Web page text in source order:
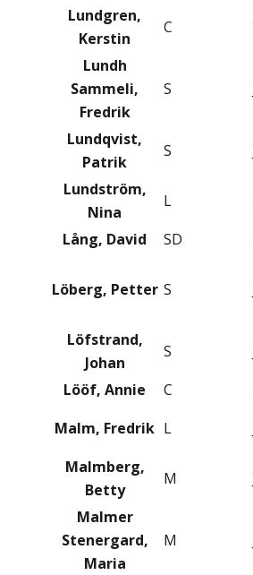
Lundgren,
Kerstin
C
Lundh
Sammeli,
Fredrik
S
Lundqvist,
Patrik
S
Lundström,
Nina
L
Lång, David
SD
Löberg, Petter S
Löfstrand,
Johan
S
Lööf, Annie
C
Malm, Fredrik L
Malmberg,
Betty
M
Malmer
Stenergard,
Maria
M